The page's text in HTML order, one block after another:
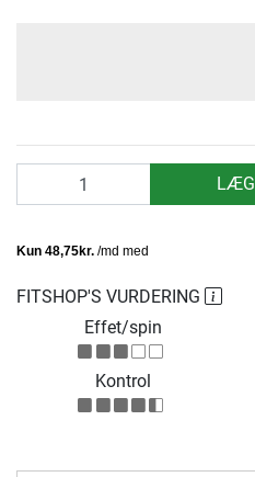
LÆG
FITSHOP'S VURDERING
Effet/spin
Kontrol